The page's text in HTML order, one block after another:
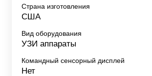
Страна изготовления
США
Вид оборудования
УЗИ аппараты
Командный сенсорный дисплей
Нет